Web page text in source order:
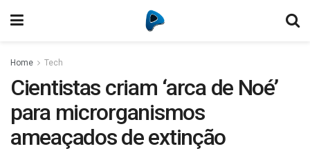
Home Tech
Cientistas criam ‘arca de Noé’
para microrganismos
ameaçados de extinção